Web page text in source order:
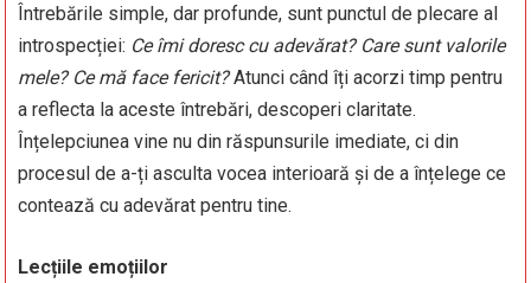
Întrebările simple, dar profunde, sunt punctul de plecare al
introspecției: Ce îmi doresc cu adevărat? Care sunt valorile
mele? Ce mă face fericit?Atunci când îți acorzi timp pentru
a reflecta la aceste întrebări, descoperi claritate.
Înțelepciunea vine nu din răspunsurile imediate, ci din
procesul de a-ți asculta vocea interioară și de a înțelege ce
contează cu adevărat pentru tine.
Lecțiile emoțiilor